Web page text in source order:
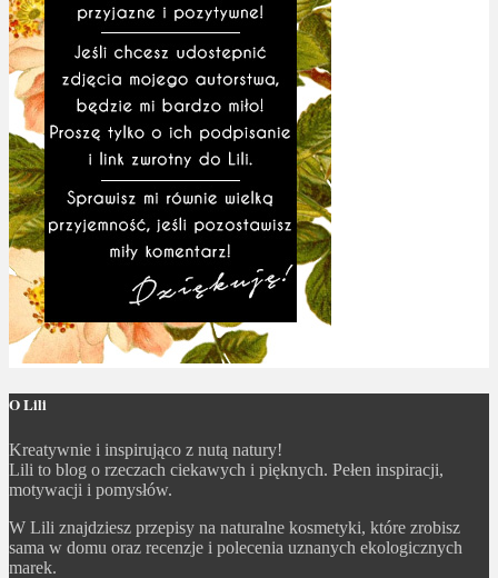
O Lili
Kreatywnie i inspirująco z nutą natury!
Lili to blog o rzeczach ciekawych i pięknych. Pełen inspiracji,
motywacji i pomysłów.
W Lili znajdziesz przepisy na naturalne kosmetyki, które zrobisz
sama w domu oraz recenzje i polecenia uznanych ekologicznych
marek.